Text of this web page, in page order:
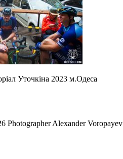
Уточкіна 2023 м.Одеса
Photographer Alexander Voropayev